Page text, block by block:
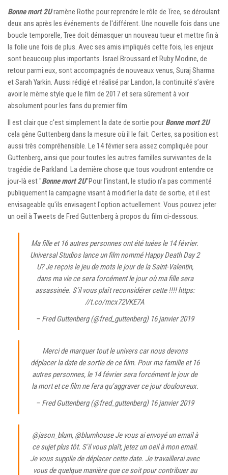
Bonne mort 2Uramène Rothe pour reprendre le rôle de Tree, se déroulant
deux ans après les événements de l'différent. Une nouvelle fois dans une
boucle temporelle, Tree doit démasquer un nouveau tueur et mettre fin à
la folie une fois de plus. Avec ses amis impliqués cette fois, les enjeux
sont beaucoup plus importants. Israel Broussard et Ruby Modine, de
retour parmi eux, sont accompagnés de nouveaux venus, Suraj Sharma
et Sarah Yarkin. Aussi rédigé et réalisé par Landon, la continuité s’avère
avoir le même style que le film de 2017 et sera sûrement à voir
absolument pour les fans du premier film.
Il est clair que c'est simplement la date de sortie pour Bonne mort 2U
cela gêne Guttenberg dans la mesure où il le fait. Certes, sa position est
aussi très compréhensible. Le 14 février sera assez compliquée pour
Guttenberg, ainsi que pour toutes les autres familles survivantes de la
tragédie de Parkland. La dernière chose que tous voudront entendre ce
jour-là est "Bonne mort 2U"Pour l'instant, le studio n'a pas commenté
publiquement la campagne visant à modifier la date de sortie, et il est
envisageable qu'ils envisagent l'option actuellement. Vous pouvez jeter
un oeil à Tweets de Fred Guttenberg à propos du film ci-dessous.
Ma fille et 16 autres personnes ont été tuées le 14 février.
Universal Studios lance un film nommé Happy Death Day 2
U? Je reçois le jeu de mots le jour de la Saint-Valentin,
dans ma vie ce sera forcément le jour où ma fille sera
assassinée. S'il vous plaît reconsidérer cette !!!! https:
//t.co/mcx72VKE7A
– Fred Guttenberg (@fred_guttenberg) 16 janvier 2019
Merci de marquer tout le univers car nous devons
déplacer la date de sortie de ce film. Pour ma famille et 16
autres personnes, le 14 février sera forcément le jour de
la mort et ce film ne fera qu'aggraver ce jour douloureux.
– Fred Guttenberg (@fred_guttenberg) 16 janvier 2019
@jason_blum, @blumhouseJe vous ai envoyé un email à
ce sujet plus tôt. S'il vous plaît, jetez un oeil à mon email.
Je vous supplie de déplacer cette date. Je travaillerai avec
vous de quelque manière que ce soit pour contribuer au